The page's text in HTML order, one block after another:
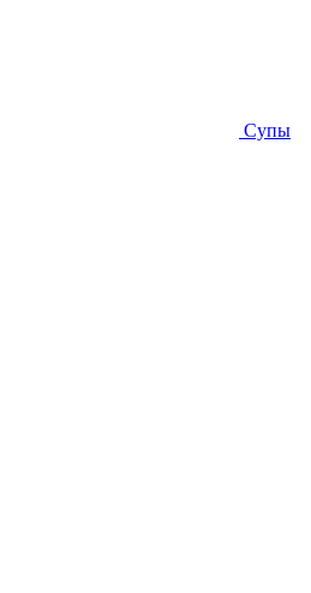
Супы